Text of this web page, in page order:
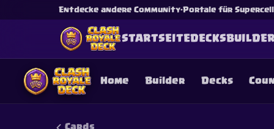
Entdecke andere Community-Portale für
STARTSEITEDECKS
Home Builder Decks
Cards